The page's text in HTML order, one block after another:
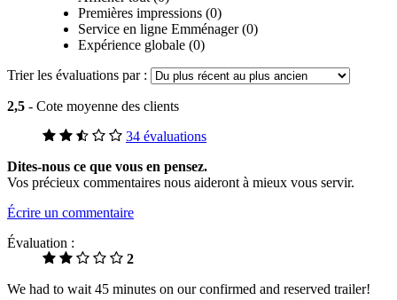
Premières impressions (0)
Service en ligne Emménager (0)
Expérience globale (0)
Trier les évaluations par :
2,5 - Cote moyenne des clients
34 évaluations
Dites-nous ce que vous en pensez.
Vos précieux commentaires nous aideront à mieux vous servir.
Écrire un commentaire
Évaluation :
2
We had to wait 45 minutes on our confirmed and reserved trailer!